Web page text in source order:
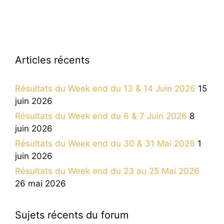
Articles récents
Résultats du Week end du 13 & 14 Juin 2026 15
juin 2026
Résultats du Week end du 6 & 7 Juin 2026 8
juin 2026
Résultats du Week end du 30 & 31 Mai 2026 1
juin 2026
Résultats du Week end du 23 au 25 Mai 2026
26 mai 2026
Sujets récents du forum